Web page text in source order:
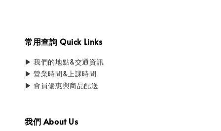
常用查詢 Quick Links
▶ 我們的地點&交通資訊
▶ 營業時間&上課時間
▶ 會員優惠與商品配送
我們 About Us